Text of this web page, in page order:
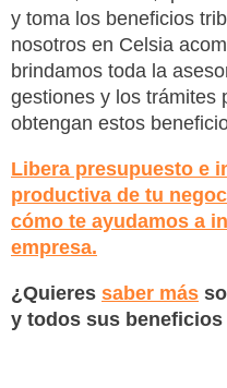
y toma los beneficios
nosotros en Celsia
brindamos toda la
gestiones y los trámites
obtengan estos
Libera presupuesto e
productiva de tu
cómo te ayudamos a
empresa.
¿Quieres saber más
y todos sus